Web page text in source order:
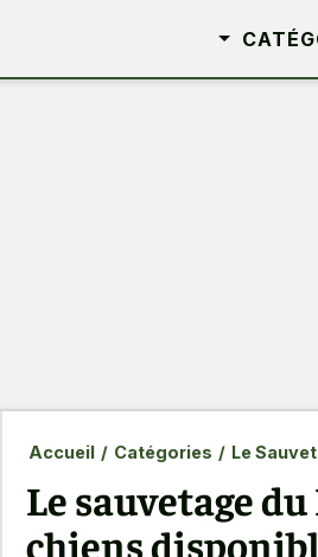
Accueil / Catégories / Le
Le sauvetage
chiens